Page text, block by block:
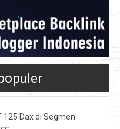
125 Dax di Segmen